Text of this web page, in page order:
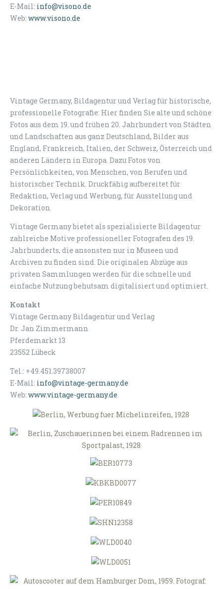
E-Mail: info@visono.de
Web: www.visono.de
Vintage Germany, Bildagentur und Verlag für historische,
professionelle Fotografie: Hier finden Sie alte und schöne
Fotos aus dem 19. und frühen 20. Jahrhundert von Städten
und Landschaften aus ganz Deutschland, Bilder aus
England, Frankreich, Italien, der Schweiz, Österreich und
anderen Ländern in Europa. Dazu Fotos von
Persönlichkeiten, von Menschen, von Berufen und
historischer Technik. Druckfähig aufbereitet für
Redaktion, Verlag und Werbung, für Ausstellung und
Dekoration.
Vintage Germany bietet als spezialisierte Bildagentur
zahlreiche Motive professioneller Fotografen des 19.
Jahrhunderts, die ansonsten nur in Museen und
Archiven zu finden sind. Die originalen Abzüge aus
privaten Sammlungen werden für die schnelle und
einfache Nutzung behutsam digitalisiert und optimiert.
Kontakt
Vintage Germany Bildagentur und Verlag
Dr. Jan Zimmermann
Pferdemarkt 13
23552 Lübeck
Tel.: +49.451.39738007
E-Mail: info@vintage-germany.de
Web: www.vintage-germany.de